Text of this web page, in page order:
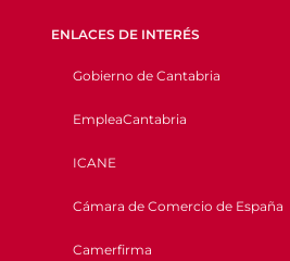
ENLACES DE INTERÉS
Gobierno de Cantabria
EmpleaCantabria
ICANE
Cámara de Comercio de España
Camerfirma